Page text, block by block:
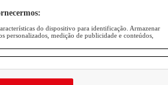
do dispositivo para identificação. Armazenar
personalizados, medição de publicidade e conteúdos,